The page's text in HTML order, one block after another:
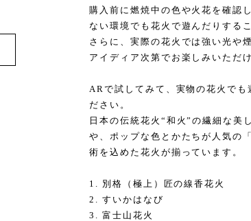
購入前に燃焼中の色や火花を確認
ない環境でも花火で遊んだりする
さらに、実際の花火では強い光や
アイディア次第でお楽しみいただけ
ARで試してみて、実物の花火でも
ださい。
日本の伝統花火“和火”の繊細な美
や、ポップな色とかたちが人気の
術を込めた花火が揃っています。
1. 別格（極上）匠の線香花火
2. すいかはなび
3. 富士山花火